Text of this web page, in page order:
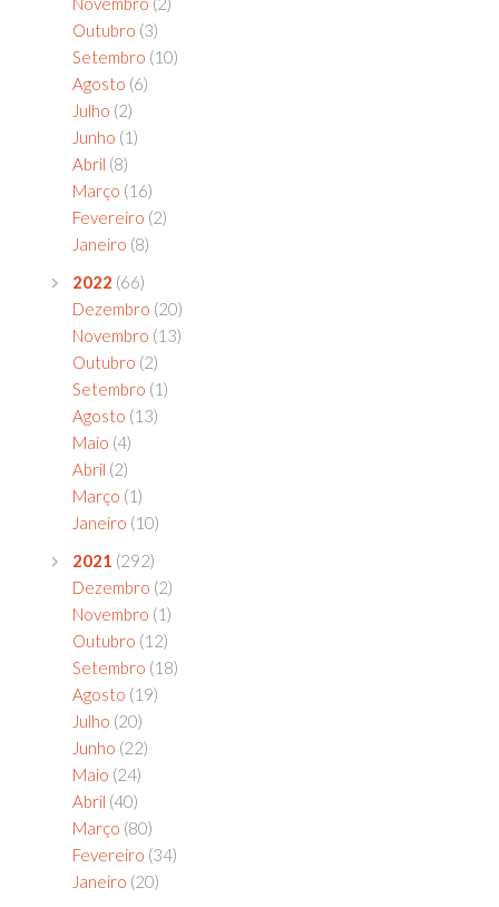
Outubro (3)
Setembro (10)
Agosto (6)
Julho (2)
Junho (1)
Abril (8)
Março (16)
Fevereiro (2)
Janeiro (8)
2022 (66)
Dezembro (20)
Novembro (13)
Outubro (2)
Setembro (1)
Agosto (13)
Maio (4)
Abril (2)
Março (1)
Janeiro (10)
2021 (292)
Dezembro (2)
Novembro (1)
Outubro (12)
Setembro (18)
Agosto (19)
Julho (20)
Junho (22)
Maio (24)
Abril (40)
Março (80)
Fevereiro (34)
Janeiro (20)